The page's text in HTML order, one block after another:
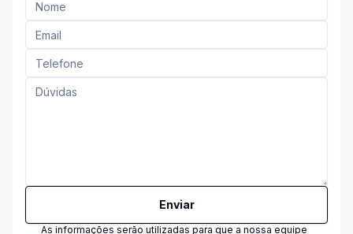
Enviar
As informações serão utilizadas para que a nossa equipe